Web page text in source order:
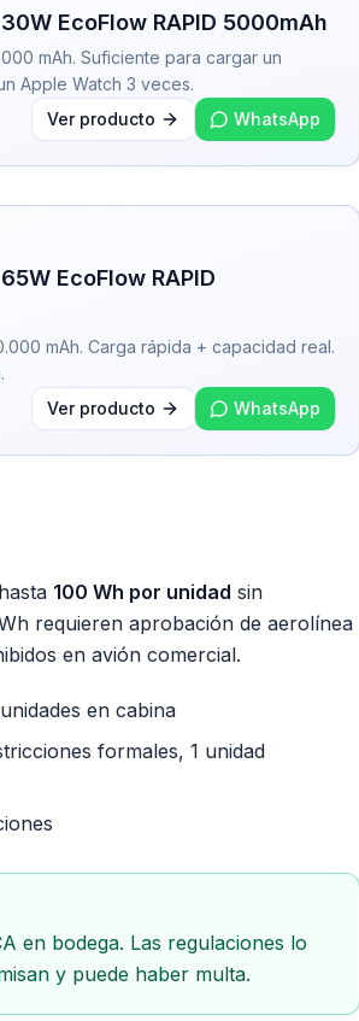
EcoFlow RAPID 5000mAh
mAh. Suficiente para cargar un
Apple Watch 3 veces.
Ver producto WhatsApp
EcoFlow RAPID
mAh. Carga rápida + capacidad real.
Ver producto WhatsApp
100 Wh por unidad sin
requieren aprobación de aerolínea
en avión comercial.
en cabina
formales, 1 unidad
en bodega. Las regulaciones lo
y puede haber multa.